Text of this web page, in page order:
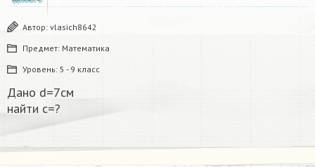
Автор: vlasich8642
Предмет: Математика
Уровень: 5 - 9 класс
Дано d=7см
найти с=?​